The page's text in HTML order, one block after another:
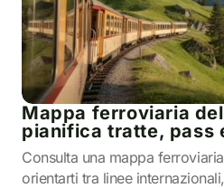
Mappa ferroviaria
pianifica tratte, pass
Consulta una mappa
orientarti tra linee